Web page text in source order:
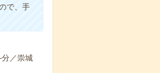
で、手
／崇城